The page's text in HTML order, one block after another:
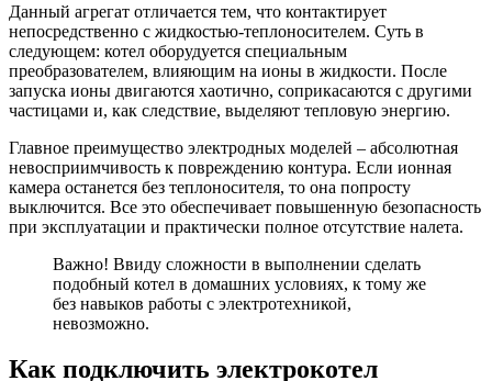
Данный агрегат отличается тем, что контактирует
непосредственно с жидкостью-теплоносителем. Суть в
следующем: котел оборудуется специальным
преобразователем, влияющим на ионы в жидкости. После
запуска ионы двигаются хаотично, соприкасаются с другими
частицами и, как следствие, выделяют тепловую энергию.
Главное преимущество электродных моделей – абсолютная
невосприимчивость к повреждению контура. Если ионная
камера останется без теплоносителя, то она попросту
выключится. Все это обеспечивает повышенную безопасность
при эксплуатации и практически полное отсутствие налета.
Важно! Ввиду сложности в выполнении сделать
подобный котел в домашних условиях, к тому же
без навыков работы с электротехникой,
невозможно.
Как подключить электрокотел